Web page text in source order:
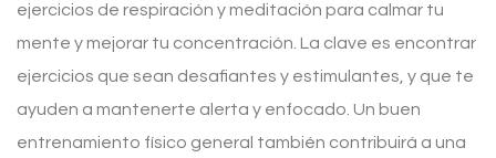
ejercicios de respiración y meditación para calmar tu
mente y mejorar tu concentración. La clave es encontrar
ejercicios que sean desafiantes y estimulantes, y que te
ayuden a mantenerte alerta y enfocado. Un buen
entrenamiento físico general también contribuirá a una